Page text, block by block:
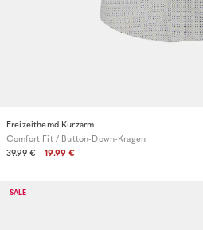
Freizeithemd Kurzarm
Comfort Fit / Button-Down-Kragen
39.99 €
19.99 €
SALE